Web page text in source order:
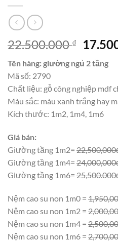
22.500.000₫
Giá
gốc
là:
Tên hàng: giường ngủ 2 tầng
Mã số: 2790
Chất liệu: gỗ công nghiệp mdf
Màu sắc: màu xanh trắng hay
Kích thước: 1m2, 1m4, 1m6
Giá bán:
Giường tầng 1m2=
Giường tầng 1m4=
Giường tầng 1m6=
Nệm cao su non 1m0 =
Nệm cao su non 1m2 =
Nệm cao su non 1m4 =
Nệm cao su non 1m6 =